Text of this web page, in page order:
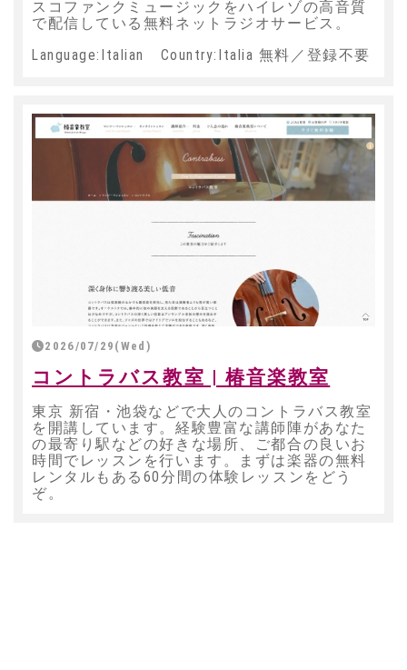
スコファンクミュージックをハイレゾの高音質
で配信している無料ネットラジオサービス。
Language:Italian Country:Italia 無料／登録不要
2026/07/29(Wed)
コントラバス教室 | 椿音楽教室
東京 新宿・池袋などで大人のコントラバス教室
を開講しています。経験豊富な講師陣があなた
の最寄り駅などの好きな場所、ご都合の良いお
時間でレッスンを行います。まずは楽器の無料
レンタルもある60分間の体験レッスンをどう
ぞ。